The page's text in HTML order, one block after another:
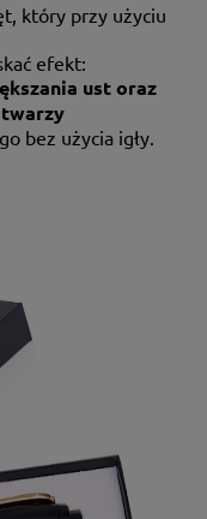
który przy użyciu
efekt:
ust oraz
bez użycia igły.